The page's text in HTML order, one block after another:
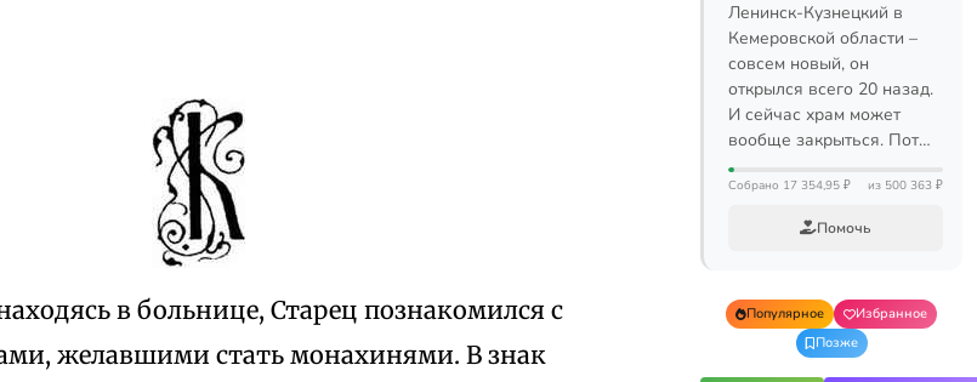
в больнице, Старец познакомился с
желавшими стать монахинями. В знак
Ленинск-Кузнецкий в
Кемеровской области –
совсем новый, он
открылся всего 20 назад.
И сейчас храм может
вообще закрыться. Пот…
Собрано 17 354,95 ₽ из 500 363 ₽
Помочь
Популярное
Избранное
Позже